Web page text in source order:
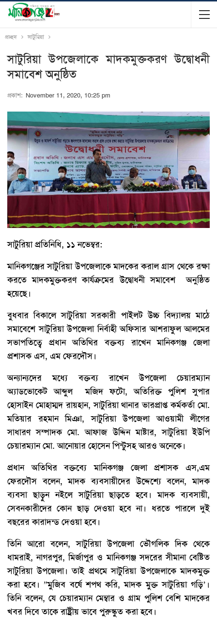
প্রচ্ছদ সাটুরিয়া
সাটুরিয়া উপজেলাকে মাদকমুক্তকরণ উদ্বোধনী
সমাবেশ অনুষ্ঠিত
প্রকাশ: November 11, 2020, 10:25 pm
সাটুরিয়া প্রতিনিধি, ১১ নভেম্বর:
মানিকগঞ্জের সাটুরিয়া উপজেলাকে মাদকের করাল গ্রাস থেকে রক্ষা
করতে মাদকমুক্তকরণ কার্যক্রমের উদ্বোধনী সমাবেশ অনুষ্ঠিত
হয়েছে।
বুধবার বিকালে সাটুরিয়া সরকারী পাইলট উচ্চ বিদ্যালয় মাঠে
সমাবেশে সাটুরিয়া উপজেলা নির্বাহী অফিসার আশরাফুল আলমের
সভাপতিত্বে প্রধান অতিথির বক্তব্য রাখেন মানিকগঞ্জ জেলা
প্রশাসক এস, এম ফেরদৌস।
অন্যান্যদের মধ্যে বক্তব্য রাখেন উপজেলা চেয়ারম্যান
অ্যাডভোকেট আব্দুল মজিদ ফটো, অতিরিক্ত পুলিশ সুপার
হোসাইন মোহাম্মদ রায়হান, সাটুরিয়া থানার ভারপ্রাপ্ত কর্মকর্তা মো.
মতিয়ার রহমান মিঞা, সাটুরিয়া উপজেলা আওয়ামী লীগের
সাধারণ সম্পাদক মো. আফাজ উদ্দিন মাষ্টার, সাটুরিয়া ইউপি
চেয়ারম্যান মো. আনোয়ার হোসেন পিন্টুসহ আরও অনেকে।
প্রধান অতিথির বক্তব্যে মানিকগঞ্জ জেলা প্রশাসক এস,এম
ফেরদৌস বলেন, মাদক ব্যবসায়ীদের উদ্দেশ্যে বলেন, মাদক
ব্যবসা ছাড়ুন নইলে সাটুরিয়া ছাড়তে হবে। মাদক ব্যবসায়ী,
সেবনকারীদের কোন ছাড় দেওয়া হবে না। ধরতে পারলে দুই
বছরের কারাদন্ড দেওয়া হবে।
তিনি আরো বলেন, সাটুরিয়া উপজেলা ভৌগলিক দিক থেকে
ধামরাই, নাগরপুর, মির্জাপুর ও মানিকগঞ্জ সদরের সীমানা বেষ্টিত
সাটুরিয়া উপজেলা। তাই প্রথমে সাটুরিয়া উপজেলাকে মাদকমুক্ত
করা হবে। ”মুজিব বর্ষে শপথ করি, মাদক মুক্ত সাটুরিয়া গড়ি’।
তিনি বলেন, যে চেয়ারম্যান মেম্বার ও গ্রাম পুলিশ বেশি মাদকের
খবর দিবে তাকে রাষ্ট্রীয় ভাবে পুরুস্কুত করা হবে।